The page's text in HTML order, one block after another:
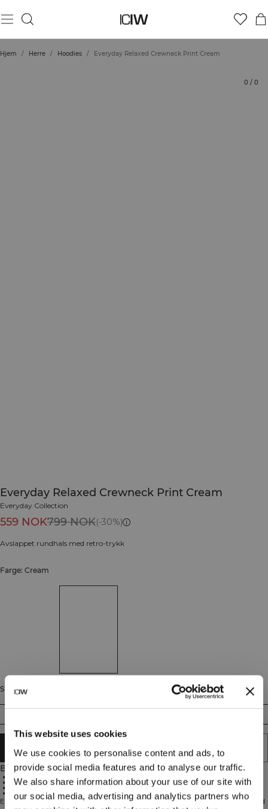
This website uses cookies
We use cookies to personalise content and ads, to
provide social media features and to analyse our traffic.
We also share information about your use of our site with
our social media, advertising and analytics partners who
Hjem / Herre / Hoodies / Everyday Relaxed Crewneck Print Cream
0 / 0
Everyday Relaxed Crewneck Print Cream
Everyday Collection
559 NOK799 NOK(-30%)
Avslappet rundhals med retro-trykk
Farge: Cream
Størrelse
LEGG I HANDLEKURVEN
Beskrivelse
Oversize passform
Printdetalj
Rundhals design
Standard lengde
Everyday Relaxed Crewneck Print tilbyr en avslappet, oversize passform med